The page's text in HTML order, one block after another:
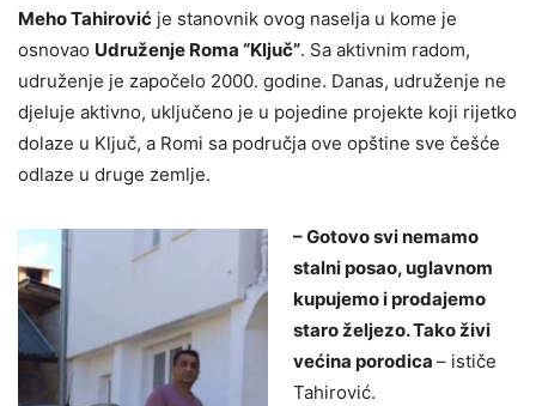
Meho Tahirović je stanovnik ovog naselja u kome je
osnovao Udruženje Roma “Ključ”. Sa aktivnim radom,
udruženje je započelo 2000. godine. Danas, udruženje ne
djeluje aktivno, uključeno je u pojedine projekte koji rijetko
dolaze u Ključ, a Romi sa područja ove opštine sve češće
odlaze u druge zemlje.
– Gotovo svi nemamo
stalni posao, uglavnom
kupujemo i prodajemo
staro željezo. Tako živi
većina porodica – ističe
Tahirović.